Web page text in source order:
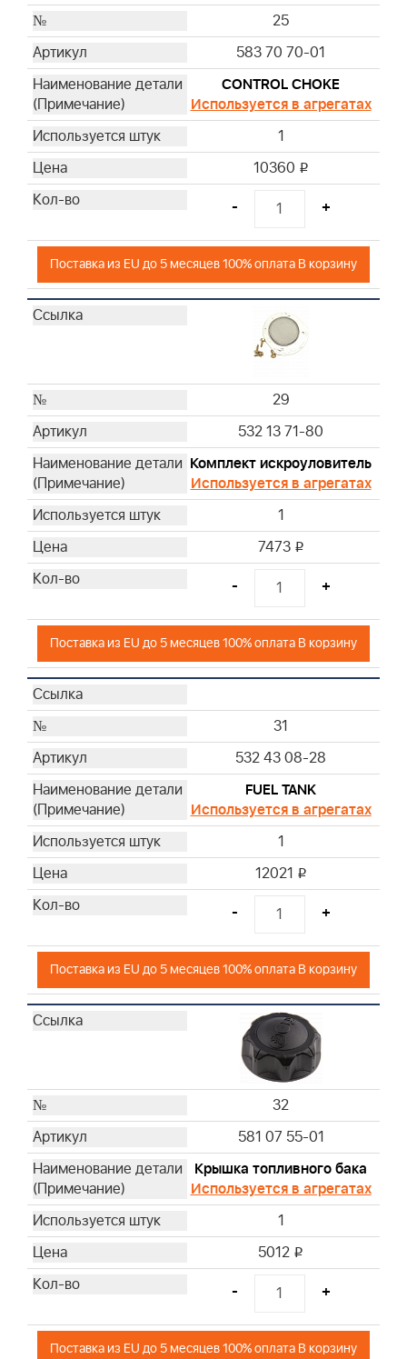
25
583 70 70-01
CONTROL CHOKE
Используется в агрегатах
1
10360 i
- +
Поставка из EU до 5 месяцев 100% оплата В корзину
29
532 13 71-80
Комплект искроуловитель
Используется в агрегатах
1
7473 i
- +
Поставка из EU до 5 месяцев 100% оплата В корзину
31
532 43 08-28
FUEL TANK
Используется в агрегатах
1
12021 i
- +
Поставка из EU до 5 месяцев 100% оплата В корзину
32
581 07 55-01
Крышка топливного бака
Используется в агрегатах
1
5012 i
- +
Поставка из EU до 5 месяцев 100% оплата В корзину